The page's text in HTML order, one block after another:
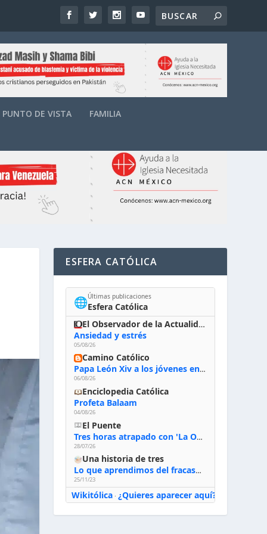
PUNTO DE VISTA FAMILIA
ESFERA CATÓLICA
🌐Últimas publicaciones
Esfera Católica
El Observador de la Actualidad
Ansiedad y estrés
05/08/26
Camino Católico
Papa León Xiv a los jóvenes en Asís, 6-8-2026: «De san Francisco aprendan la radicalidad evangélica: no los vuelve ciegos ni violentos, sino sensibles, atentos, siempre en el seguimiento de Jesús, humildes y acogiendo a todos»
06/08/26
Enciclopedia Católica
Profeta Balaam
04/08/26
El Puente
Tres horas atrapado con 'La Odisea' de Nolan
28/07/26
Una historia de tres
Lo que aprendimos del fracaso al emprender
25/11/23
Wikitólica· ¿Quieres aparecer aquí?